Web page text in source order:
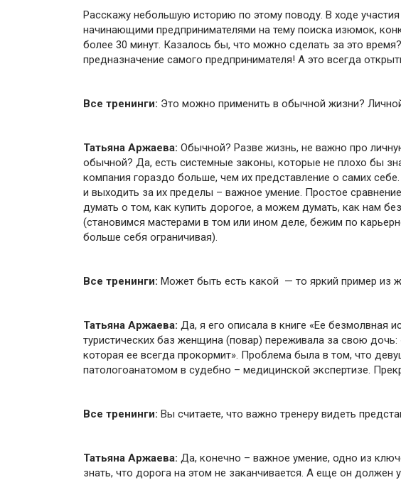
Расскажу небольшую историю по этому поводу. В ходе
начинающими предпринимателями на тему поиска изюмок,
более 30 минут. Казалось бы, что можно сделать за это
предназначение самого предпринимателя! А это всегда
Все тренинги: Это можно применить в обычной жизни?
Татьяна Аржаева: Обычной? Разве жизнь, не важно про
обычной? Да, есть системные законы, которые не плохо бы
компания гораздо больше, чем их представление о самих
и выходить за их пределы – важное умение. Простое
думать о том, как купить дорогое, а можем думать, как нам
(становимся мастерами в том или ином деле, бежим по
больше себя ограничивая).
Все тренинги: Может быть есть какой — то яркий пример из
Татьяна Аржаева: Да, я его описала в книге «Ее безмолвная
туристических баз женщина (повар) переживала за свою
которая ее всегда прокормит». Проблема была в том, что
патологоанатомом в судебно – медицинской экспертизе.
Все тренинги: Вы считаете, что важно тренеру видеть
Татьяна Аржаева: Да, конечно – важное умение, одно из
знать, что дорога на этом не заканчивается. А еще он должен